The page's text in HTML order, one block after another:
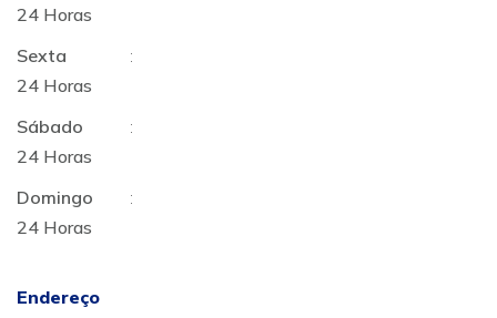
24 Horas
Sexta
:
24 Horas
Sábado
:
24 Horas
Domingo
:
24 Horas
Endereço